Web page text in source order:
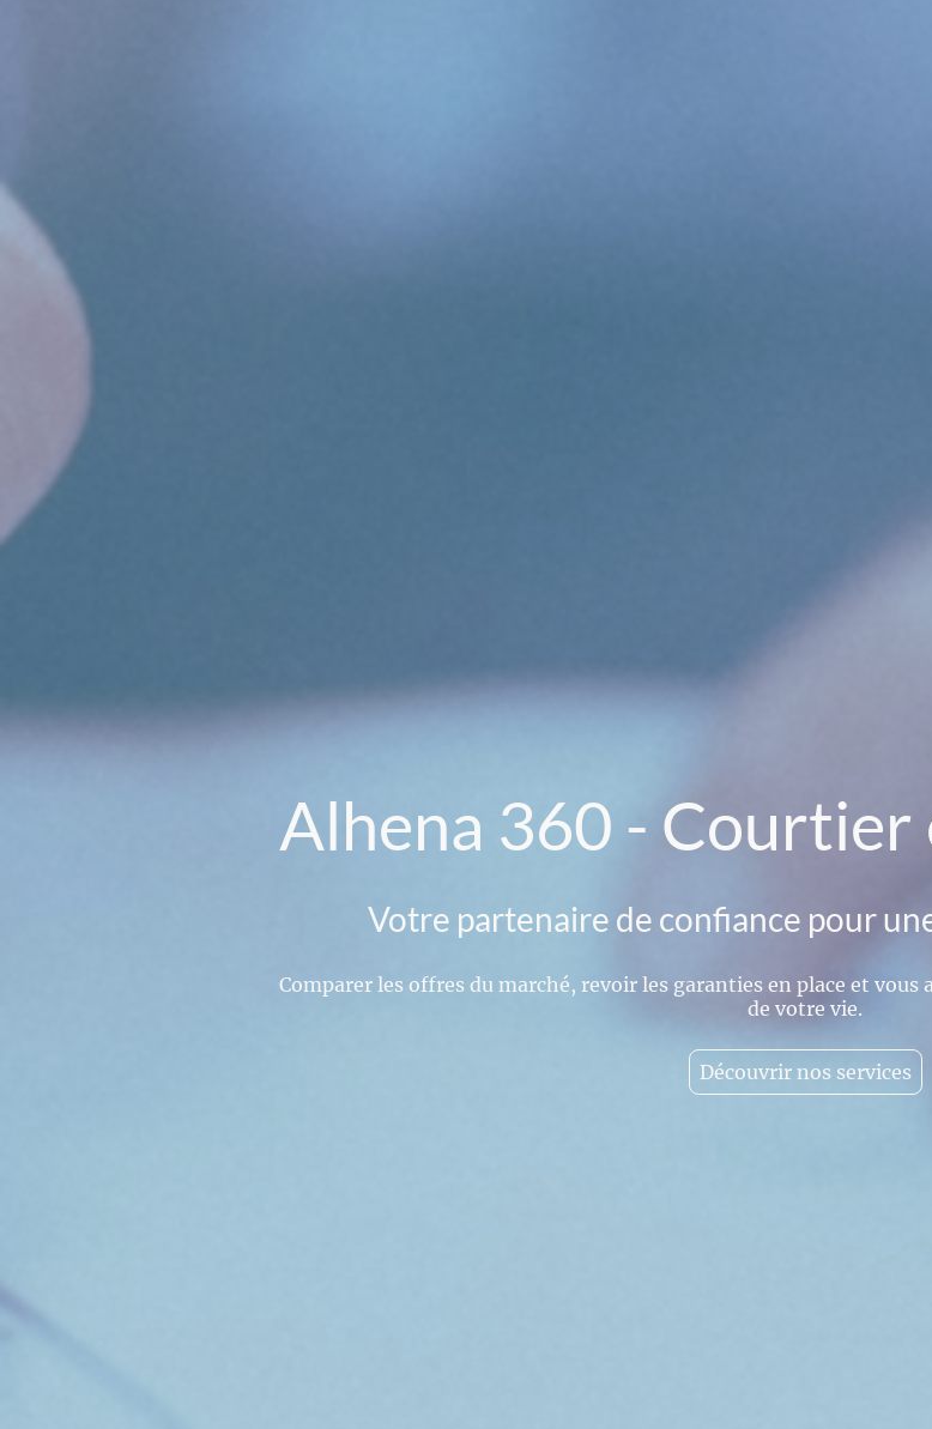
Alhena 360 - Courtier
Votre partenaire de confiance pour
Comparer les offres du marché, revoir les garanties en place et
de votre vie.
Découvrir nos services